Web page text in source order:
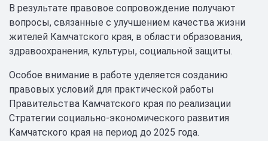
В результате правовое сопровождение получают
вопросы, связанные с улучшением качества жизни
жителей Камчатского края, в области образования,
здравоохранения, культуры, социальной защиты.
Особое внимание в работе уделяется созданию
правовых условий для практической работы
Правительства Камчатского края по реализации
Стратегии социально-экономического развития
Камчатского края на период до 2025 года.